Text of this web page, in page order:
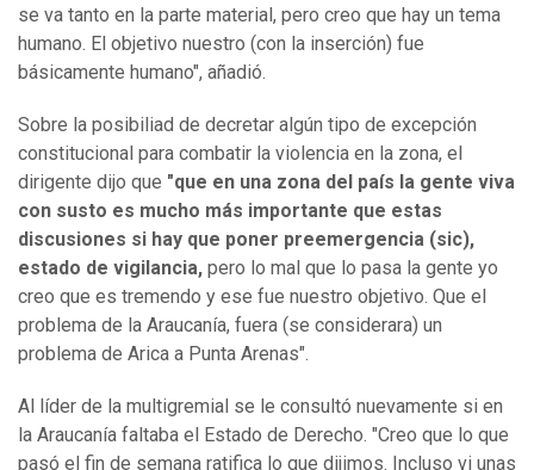
se va tanto en la parte material, pero creo que hay un tema
humano. El objetivo nuestro (con la inserción) fue
básicamente humano", añadió.
Sobre la posibiliad de decretar algún tipo de excepción
constitucional para combatir la violencia en la zona, el
dirigente dijo que "que en una zona del país la gente viva
con susto es mucho más importante que estas
discusiones si hay que poner preemergencia (sic),
estado de vigilancia, pero lo mal que lo pasa la gente yo
creo que es tremendo y ese fue nuestro objetivo. Que el
problema de la Araucanía, fuera (se considerara) un
problema de Arica a Punta Arenas".
Al líder de la multigremial se le consultó nuevamente si en
la Araucanía faltaba el Estado de Derecho. "Creo que lo que
pasó el fin de semana ratifica lo que dijimos. Incluso vi unas